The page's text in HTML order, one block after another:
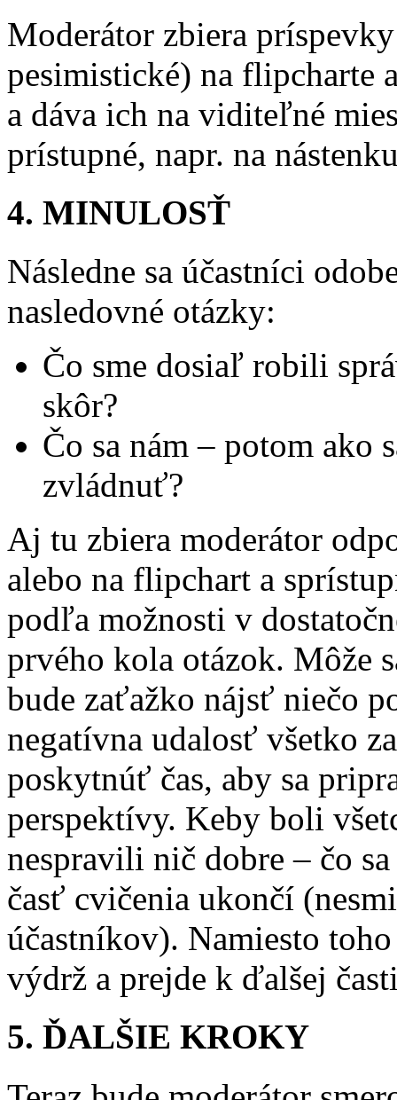
Moderátor zbiera
pesimistické) na flipcharte
a dáva ich na viditeľné
prístupné, napr. na
4. MINULOSŤ
Následne sa účastníci
nasledovné otázky:
Čo sme dosiaľ robili
skôr?
Čo sa nám – potom ako
zvládnuť?
Aj tu zbiera moderátor
alebo na flipchart a
podľa možnosti v
prvého kola otázok. Môže
bude zaťažko nájsť niečo
negatívna udalosť všetko
poskytnúť čas, aby sa
perspektívy. Keby boli
nespravili nič dobre – čo
časť cvičenia ukončí
účastníkov). Namiesto
výdrž a prejde k ďalšej
5. ĎALŠIE KROKY